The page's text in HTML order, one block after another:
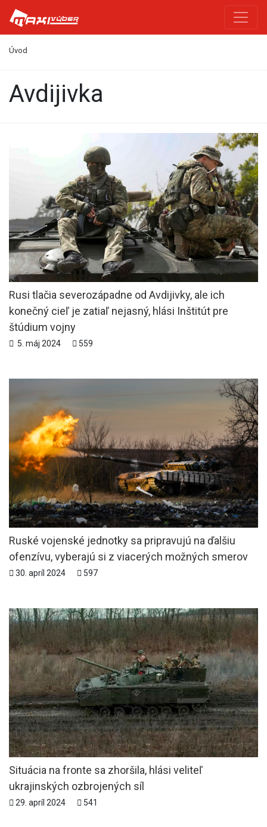
Úvod
Avdijivka
Rusi tlačia severozápadne od Avdijivky, ale ich
konečný cieľ je zatiaľ nejasný, hlási Inštitút pre
štúdium vojny
5. máj 2024 559
Ruské vojenské jednotky sa pripravujú na ďalšiu
ofenzívu, vyberajú si z viacerých možných smerov
30. apríl 2024 597
Situácia na fronte sa zhoršila, hlási veliteľ
ukrajinských ozbrojených síl
29. apríl 2024 541